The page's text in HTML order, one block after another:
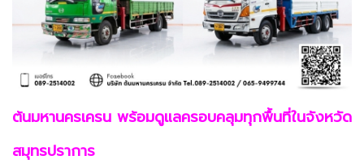
ต้นมหานครเครน พร้อมดูแลครอบคลุมทุกพื้นที่ในจังหวัด
สมุทรปราการ